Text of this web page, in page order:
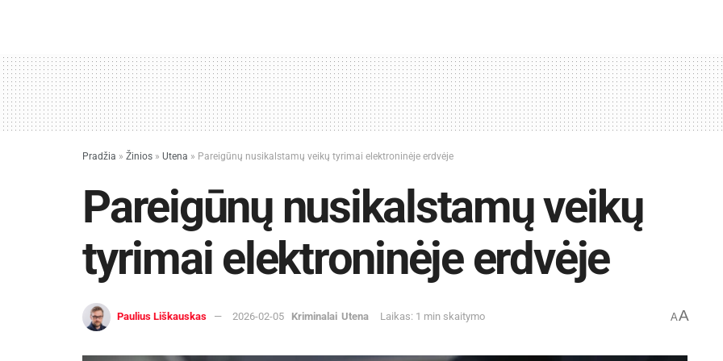
Pradžia » Žinios » Utena » Pareigūnų nusikalstamų veikų tyrimai elektroninėje erdvėje
Pareigūnų nusikalstamų veikų
tyrimai elektroninėje erdvėje
Paulius Liškauskas 2026-02-05 Kriminalai Utena Laikas: 1 min skaitymo AA